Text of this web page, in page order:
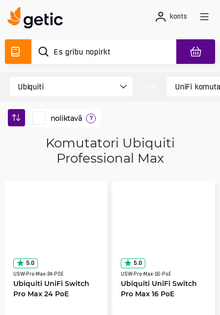
konts
noliktavā ?
Komutatori Ubiquiti
Professional Max
5.0
USW-Pro-Max-24-POE
Ubiquiti UniFi Switch
Pro Max 24 PoE
5.0
USW-Pro-Max-16-PoE
Ubiquiti UniFi Switch
Pro Max 16 PoE